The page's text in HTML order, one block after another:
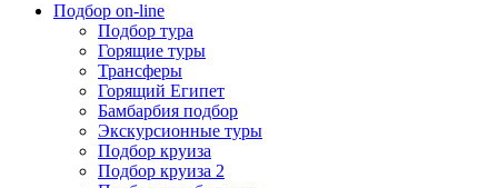
Подбор on-line
Подбор тура
Горящие туры
Трансферы
Горящий Египет
Бамбарбия подбор
Экскурсионные туры
Подбор круиза
Подбор круиза 2